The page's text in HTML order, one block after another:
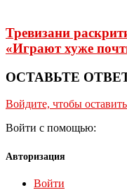
Тревизани
«Играют хуже
ОСТАВЬТЕ
Войдите, чтобы
Войти с помощью:
Авторизация
Войти